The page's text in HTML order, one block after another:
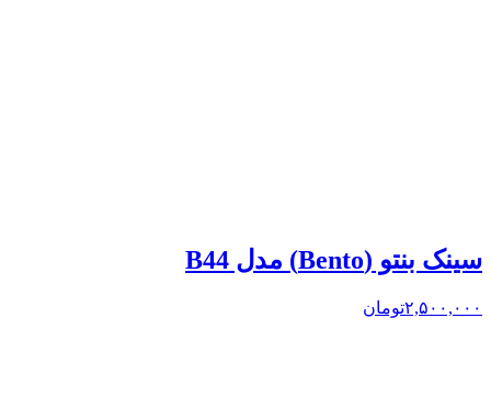
سینک بنتو (Bento) مدل B44
۲,۵۰۰,۰۰۰تومان